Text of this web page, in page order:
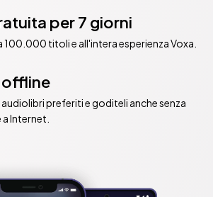
per 7 giorni
100.000 titoli e all'intera esperienza Voxa.
preferiti e goditeli anche senza
Internet.